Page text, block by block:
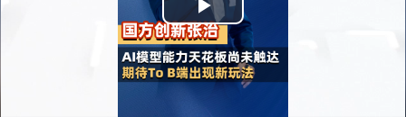
Play
Video